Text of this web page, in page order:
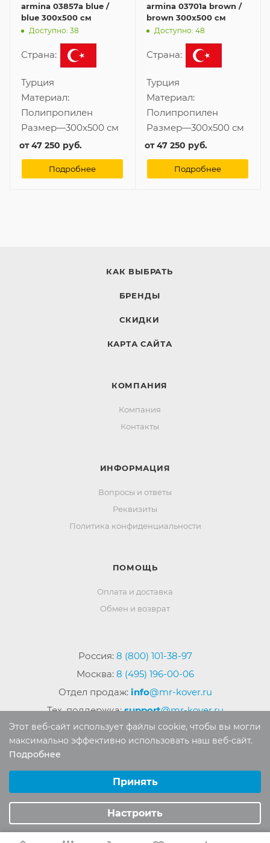
armina 03857a blue /
blue 300x500 см
Доступно: 38
Страна:
Турция
Материал:
Полипропилен
Размер—300x500 см
от47 250 руб.
Подробнее
armina 03701a brown /
brown 300x500 см
Доступно: 48
Страна:
Турция
Материал:
Полипропилен
Размер—300x500 см
от47 250 руб.
Подробнее
КАК ВЫБРАТЬ
БРЕНДЫ
СКИДКИ
КАРТА САЙТА
КОМПАНИЯ
Компания
Контакты
ИНФОРМАЦИЯ
Вопросы и ответы
Реквизиты
Политика конфиденциальности
ПОМОЩЬ
Оплата и доставка
Обмен и возврат
Россия: 8 (800) 101-38-97
Москва: 8 (495) 196-00-06
Отдел продаж: info@mr-kover.ru
Тех. поддержка:support@mr-kover.ru
материалов сайта без письменного разрешения
запрещено.
Этот веб-сайт использует файлы cookie, чтобы вы могли
максимально эффективно использовать наш веб-сайт.
Подробнее
Аналитические/Функциональные
Принять
Настроить